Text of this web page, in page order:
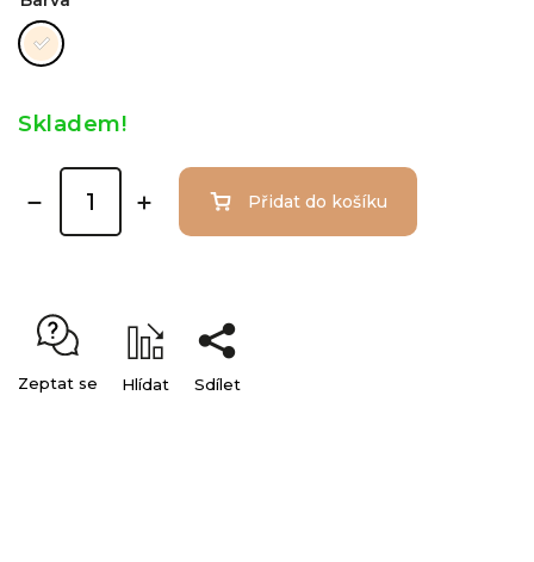
Skladem!
Přidat do košíku
Zeptat se Hlídat Sdílet